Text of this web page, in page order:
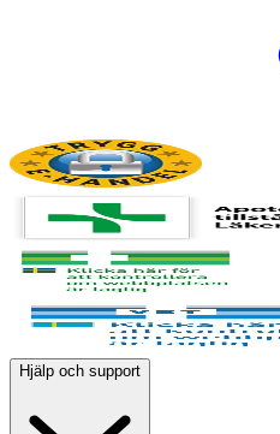
Hjälp och support